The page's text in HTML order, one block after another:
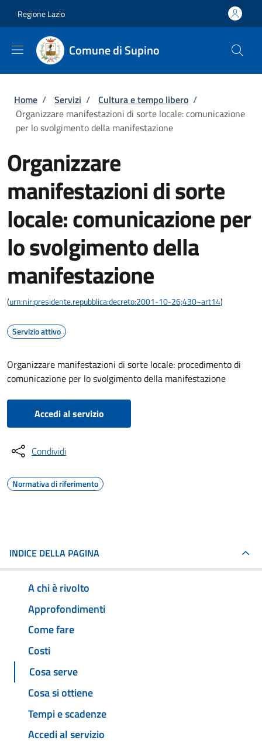
Regione Lazio
Comune di Supino
Briciole di pane
Home / Servizi / Cultura e tempo libero /
Organizzare manifestazioni di sorte locale: comunicazione
per lo svolgimento della manifestazione
Organizzare
manifestazioni di sorte
locale: comunicazione per
lo svolgimento della
manifestazione
(urn:nir:presidente.repubblica:decreto:2001-10-26;430~art14)
Servizio attivo
Organizzare manifestazioni di sorte locale: procedimento di
comunicazione per lo svolgimento della manifestazione
Accedi al servizio
Condividi
Normativa di riferimento
INDICE DELLA PAGINA
A chi è rivolto
Approfondimenti
Come fare
Costi
Cosa serve
Cosa si ottiene
Tempi e scadenze
Accedi al servizio